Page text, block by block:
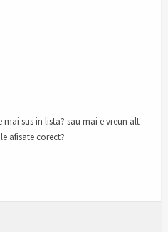
mai sus in lista? sau mai e vreun alt
afisate corect?